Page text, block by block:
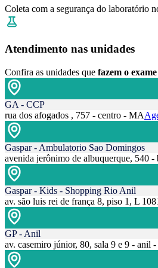
Coleta com a segurança do laboratório
Atendimento nas unidades
Confira as unidades que fazem o exame
GA - CCP
rua dos afogados , 757 - centro - MA
Gaspar - Ambulatorio Sao Domingos
avenida jerônimo de albuquerque, 540
Gaspar - Kids - Shopping Rio Anil
av. são luis rei de frança 8, piso 1, L
GP - Anil
av. casemiro júnior, 80, sala 9 e 9 - anil